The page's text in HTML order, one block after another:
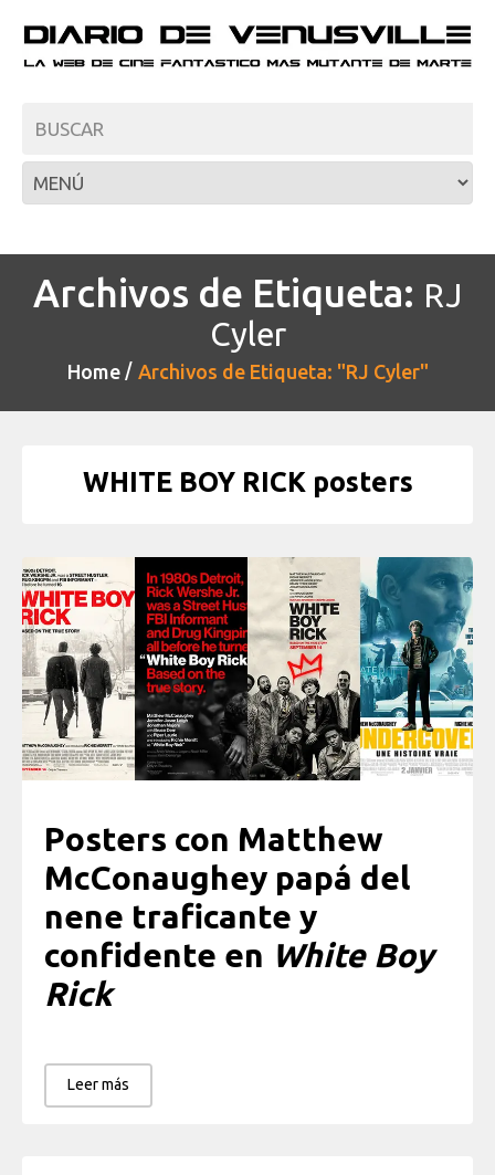
Archivos de Etiqueta: RJ
Cyler
Home Archivos de Etiqueta: "RJ Cyler"
WHITE BOY RICK posters
Posters con Matthew
McConaughey papá del
nene traficante y
confidente en White Boy
Rick
Leer más